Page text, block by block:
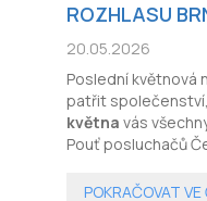
ROZHLASU
20.05.2026
Poslední květnová
patřit
května vás
Pouť posluchačů
s naším poutním
POKRAČOVAT